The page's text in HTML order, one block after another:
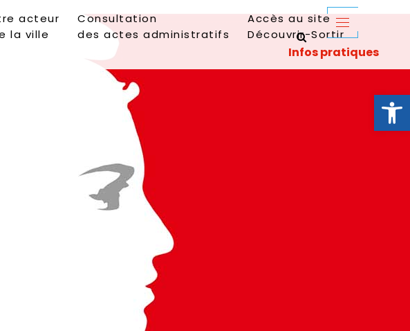
Ouvrir
acteur
la ville
Consultation
des actes administratifs
Accès au site
Découvrir-Sortir